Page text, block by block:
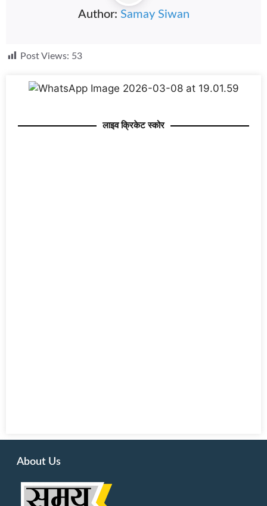
Author: Samay Siwan
Post Views: 53
लाइव क्रिकेट स्कोर
About Us